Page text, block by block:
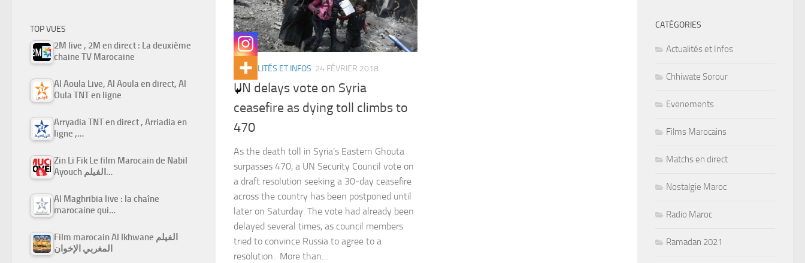
ACTUALITÉS ET INFOS 24 FÉVRIER 2018
UN delays vote on Syria
ceasefire as dying toll climbs to
470
As the death toll in Syria’s Eastern Ghouta
surpasses 470, a UN Security Council vote on
a draft resolution seeking a 30-day ceasefire
across the country has been postponed until
later on Saturday. The vote had already been
delayed several times, as council members
tried to convince Russia to agree to a
resolution. More than…
TOP VUES
2M live , 2M en direct : La deuxième
chaine TV Marocaine
Al Aoula Live, Al Aoula en direct, Al
Oula TNT en ligne
Arryadia TNT en direct , Arriadia en
ligne ,…
Zin Li Fik Le film Marocain de Nabil
Ayouch الفيلم…
Al Maghribia live : la chaîne
marocaine qui…
Film marocain Al Ikhwane الفيلم
المغربي الإخوان
CATÉGORIES
Actualités et Infos
Chhiwate Sorour
Evenements
Films Marocains
Matchs en direct
Nostalgie Maroc
Radio Maroc
Ramadan 2021